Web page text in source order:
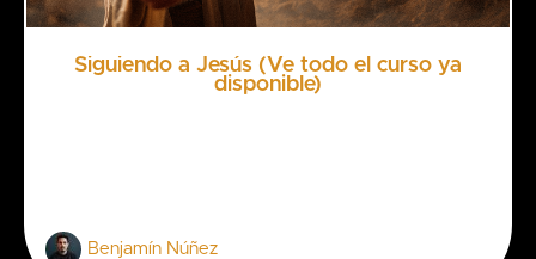
Siguiendo a Jesús (Ve todo el curso ya
disponible)
Benjamín Núñez